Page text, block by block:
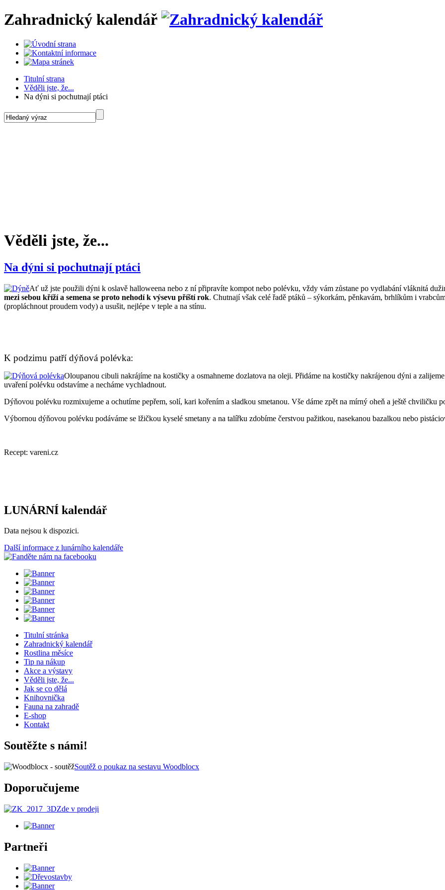
Zahradnický kalendář
Titulní strana
Věděli jste, že...
Na dýni si pochutnají ptáci
Věděli jste, že...
Na dýni si pochutnají ptáci
Ať už jste použili dýni k oslavě halloweena nebo z ní připravíte kompot nebo polévku, vždy vám zůstane po vydlabání vláknitá
mezi sebou kříží a semena se proto nehodí k výsevu příští rok. Chutnají však celé řadě ptáků – sýkorkám, pěnkavám, brhlíkům i
(propláchnout proudem vody) a usušit, nejlépe v teple a na stínu.
K podzimu patří dýňová polévka:
Oloupanou cibuli nakrájíme na kostičky a osmahneme dozlatova na oleji. Přidáme na kostičky nakrájenou dýni a
uvaření polévku odstavíme a necháme vychladnout.
Dýňovou polévku rozmixujeme a ochutíme pepřem, solí, kari kořením a sladkou smetanou. Vše dáme zpět na mírný oheň a ještě chviličku
Výbornou dýňovou polévku podáváme se lžičkou kyselé smetany a na talířku zdobíme čerstvou pažitkou, nasekanou bazalkou nebo
Recept: vareni.cz
LUNÁRNÍ kalendář
Data nejsou k dispozici.
Další informace z lunárního kalendáře
Titulní stránka
Zahradnický kalendář
Rostlina měsíce
Tip na nákup
Akce a výstavy
Věděli jste, že...
Jak se co dělá
Knihovnička
Fauna na zahradě
E-shop
Kontakt
Soutěžte s námi!
Soutěž o poukaz na sestavu Woodblocx
Doporučujeme
Zde v prodeji
Partneři